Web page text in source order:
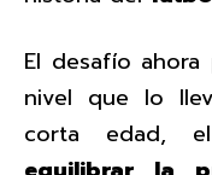
El desafío ahora
nivel que lo
corta edad,